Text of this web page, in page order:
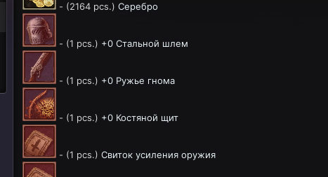
- (2164 pcs.) Серебро
- (1 pcs.) +0 Стальной шлем
- (1 pcs.) +0 Ружье гнома
- (1 pcs.) +0 Костяной щит
- (1 pcs.) Свиток усиления оружия